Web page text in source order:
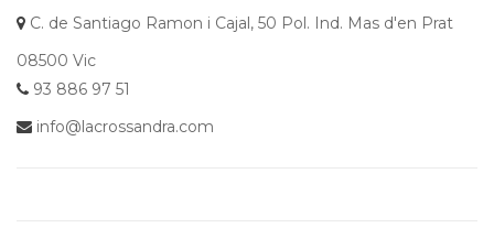
C. de Santiago Ramon i Cajal, 50 Pol. Ind. Mas d'en Prat
08500 Vic
93 886 97 51
info@lacrossandra.com